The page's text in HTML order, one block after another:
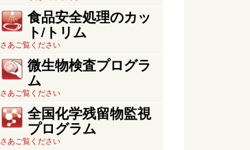
食品安全処理のカッ
ト/トリム
さあご覧ください
微生物検査プログラ
ム
さあご覧ください
全国化学残留物監視
プログラム
さあご覧ください